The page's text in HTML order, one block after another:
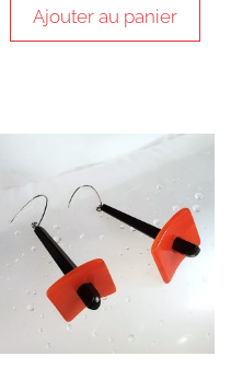
Ajouter au panier